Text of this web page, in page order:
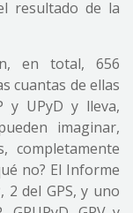
resultado de la
en total, 656
cuantas de ellas
y UPyD y lleva,
imaginar,
completamente
no? El Informe
2 del GPS, y uno